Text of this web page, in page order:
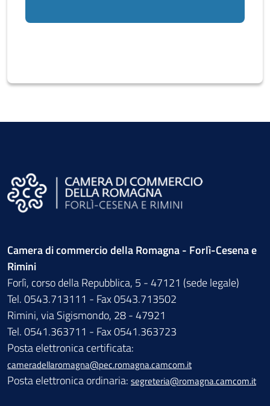
Camera di commercio della Romagna - Forlì-Cesena e
Rimini
Forlì, corso della Repubblica, 5 - 47121 (sede legale)
Tel. 0543.713111 - Fax 0543.713502
Rimini, via Sigismondo, 28 - 47921
Tel. 0541.363711 - Fax 0541.363723
Posta elettronica certificata:
cameradellaromagna@pec.romagna.camcom.it
Posta elettronica ordinaria: segreteria@romagna.camcom.it